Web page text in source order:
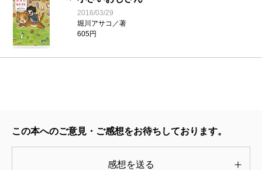
2016/03/29
堀川アサコ／著
605円
この本へのご意見・ご感想をお待ちしております。
感想を送る